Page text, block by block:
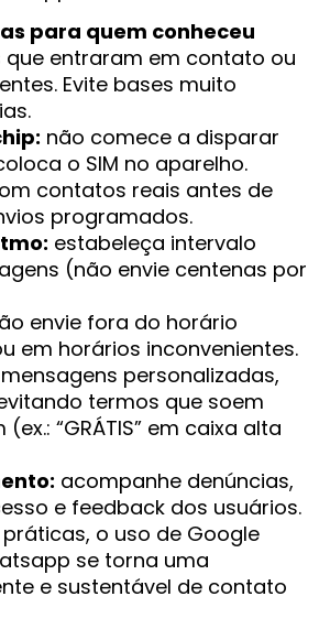
para quem conheceu
que entraram em contato ou
Evite bases muito
não comece a disparar
o SIM no aparelho.
contatos reais antes de
programados.
estabeleça intervalo
(não envie centenas por
envie fora do horário
em horários inconvenientes.
mensagens personalizadas,
termos que soem
“GRÁTIS” em caixa alta
acompanhe denúncias,
e feedback dos usuários.
o uso de Google
se torna uma
e sustentável de contato